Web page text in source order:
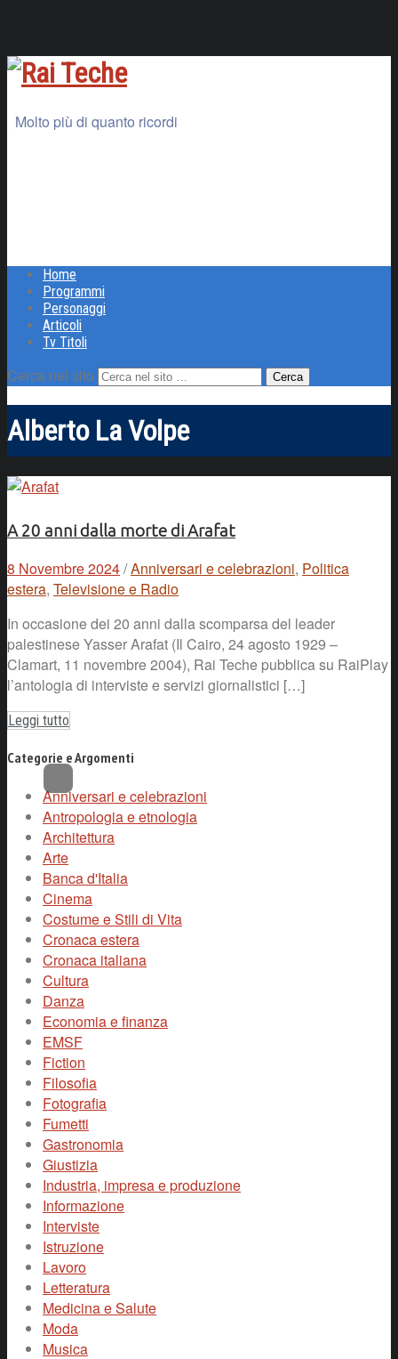
Molto più di quanto ricordi
Home
Programmi
Personaggi
Articoli
Tv Titoli
Cerca nel sito
Alberto La Volpe
A 20 anni dalla morte di Arafat
8 Novembre 2024/Anniversari e celebrazioni, Politica
estera, Televisione e Radio
In occasione dei 20 anni dalla scomparsa del leader
palestinese Yasser Arafat (Il Cairo, 24 agosto 1929 –
Clamart, 11 novembre 2004), Rai Teche pubblica su RaiPlay
l’antologia di interviste e servizi giornalistici […]
Leggi tutto
Categorie e Argomenti
Anniversari e celebrazioni
Antropologia e etnologia
Architettura
Arte
Banca d'Italia
Cinema
Costume e Stili di Vita
Cronaca estera
Cronaca italiana
Cultura
Danza
Economia e finanza
EMSF
Fiction
Filosofia
Fotografia
Fumetti
Gastronomia
Giustizia
Industria, impresa e produzione
Informazione
Interviste
Istruzione
Lavoro
Letteratura
Medicina e Salute
Moda
Musica